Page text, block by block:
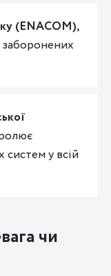
(ENACOM),
заборонених
систем у всій
чи